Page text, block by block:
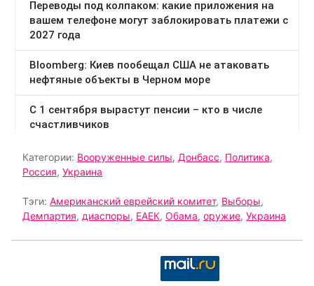
Категории: Вооруженные силы, Донбасс, Политика,
Россия, Украина
Тэги: Американский еврейский комитет, Выборы,
Демпартия, диаспоры, ЕАЕК, Обама, оружие, Украина